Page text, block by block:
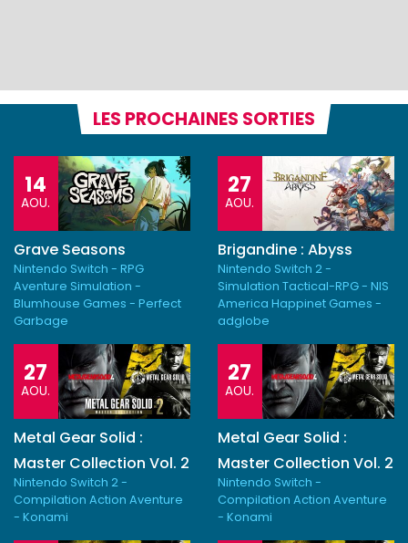
LES PROCHAINES SORTIES
14
AOU.
Grave Seasons
Nintendo Switch - RPG
Aventure Simulation -
Blumhouse Games - Perfect
Garbage
27
AOU.
Brigandine : Abyss
Nintendo Switch 2 -
Simulation Tactical-RPG - NIS
America Happinet Games -
adglobe
27
AOU.
Metal Gear Solid :
Master Collection Vol. 2
Nintendo Switch 2 -
Compilation Action Aventure
- Konami
27
AOU.
Metal Gear Solid :
Master Collection Vol. 2
Nintendo Switch -
Compilation Action Aventure
- Konami